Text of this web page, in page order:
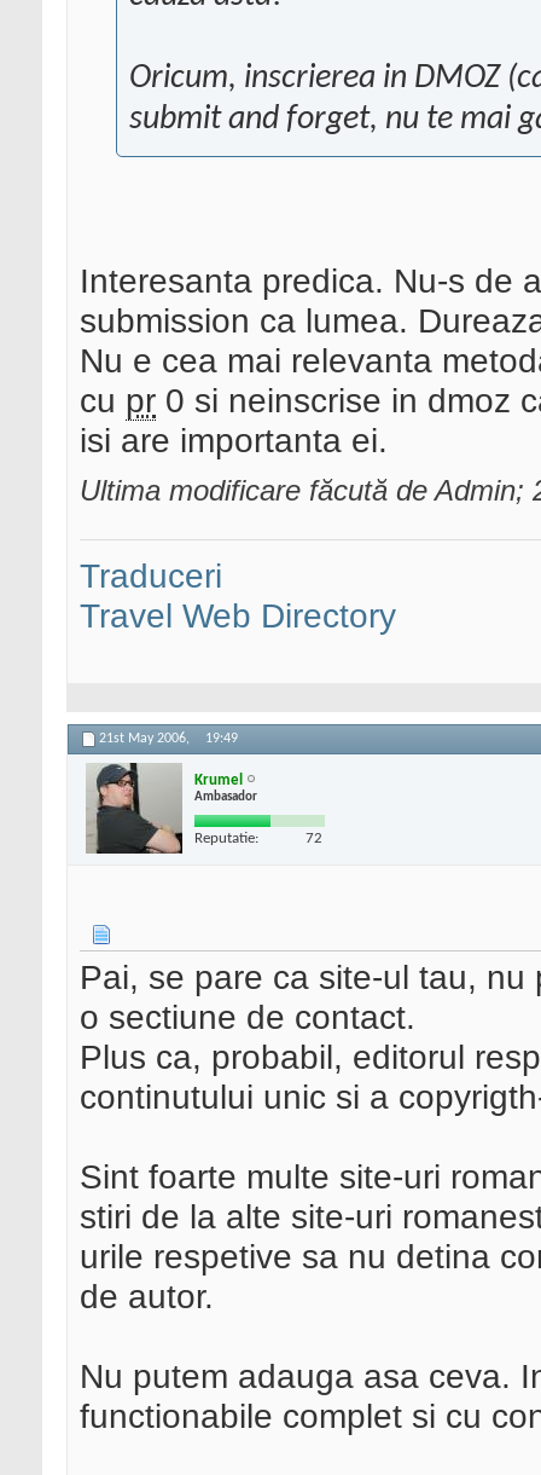
Oricum, inscrierea in DMOZ
submit and forget, nu te mai
Interesanta predica. Nu-s de
submission ca lumea.
Nu e cea mai relevanta
cu pr 0 si neinscrise in dmoz
isi are importanta ei.
Ultima modificare făcută de
Traduceri
Travel Web Directory
21st May 2006, 19:49
Krumel
Ambasador
Reputatie: 72
Pai, se pare ca site-ul tau,
o sectiune de contact.
Plus ca, probabil, editorul
continutului unic si a
Sint foarte multe site-uri
stiri de la alte site-uri
urile respetive sa nu detina
de autor.
Nu putem adauga asa ceva.
functionabile complet si cu